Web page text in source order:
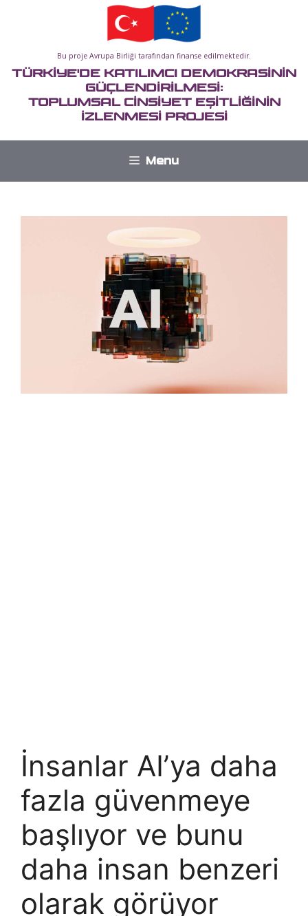
Bu proje Avrupa Birliği tarafından finanse edilmektedir.
TÜRKİYE'DE KATILIMCI DEMOKRASİNİN
GÜÇLENDİRİLMESİ:
TOPLUMSAL CİNSİYET EŞİTLİĞİNİN
İZLENMESİ PROJESİ
Menu
İnsanlar AI’ya daha
fazla güvenmeye
başlıyor ve bunu
daha insan benzeri
olarak görüyor